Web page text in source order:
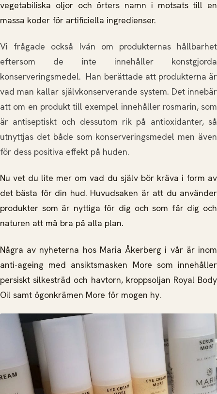
vegetabiliska oljor och örters namn i motsats till en
massa koder för artificiella ingredienser.
Vi frågade också Iván om produkternas hållbarhet
eftersom de inte innehåller konstgjorda
konserveringsmedel. Han berättade att produkterna är
vad man kallar självkonserverande system. Det innebär
att om en produkt till exempel innehåller rosmarin, som
är antiseptiskt och dessutom rik på antioxidanter, så
utnyttjas det både som konserveringsmedel men även
för dess positiva effekt på huden.
Nu vet du lite mer om vad du själv bör kräva i form av
det bästa för din hud. Huvudsaken är att du använder
produkter som är nyttiga för dig och som får dig och
naturen att må bra på alla plan.
Några av nyheterna hos Maria Åkerberg i vår är inom
anti-ageing med ansiktsmasken More som innehåller
persiskt silkesträd och havtorn, kroppsoljan Royal Body
Oil samt ögonkrämen More för mogen hy.